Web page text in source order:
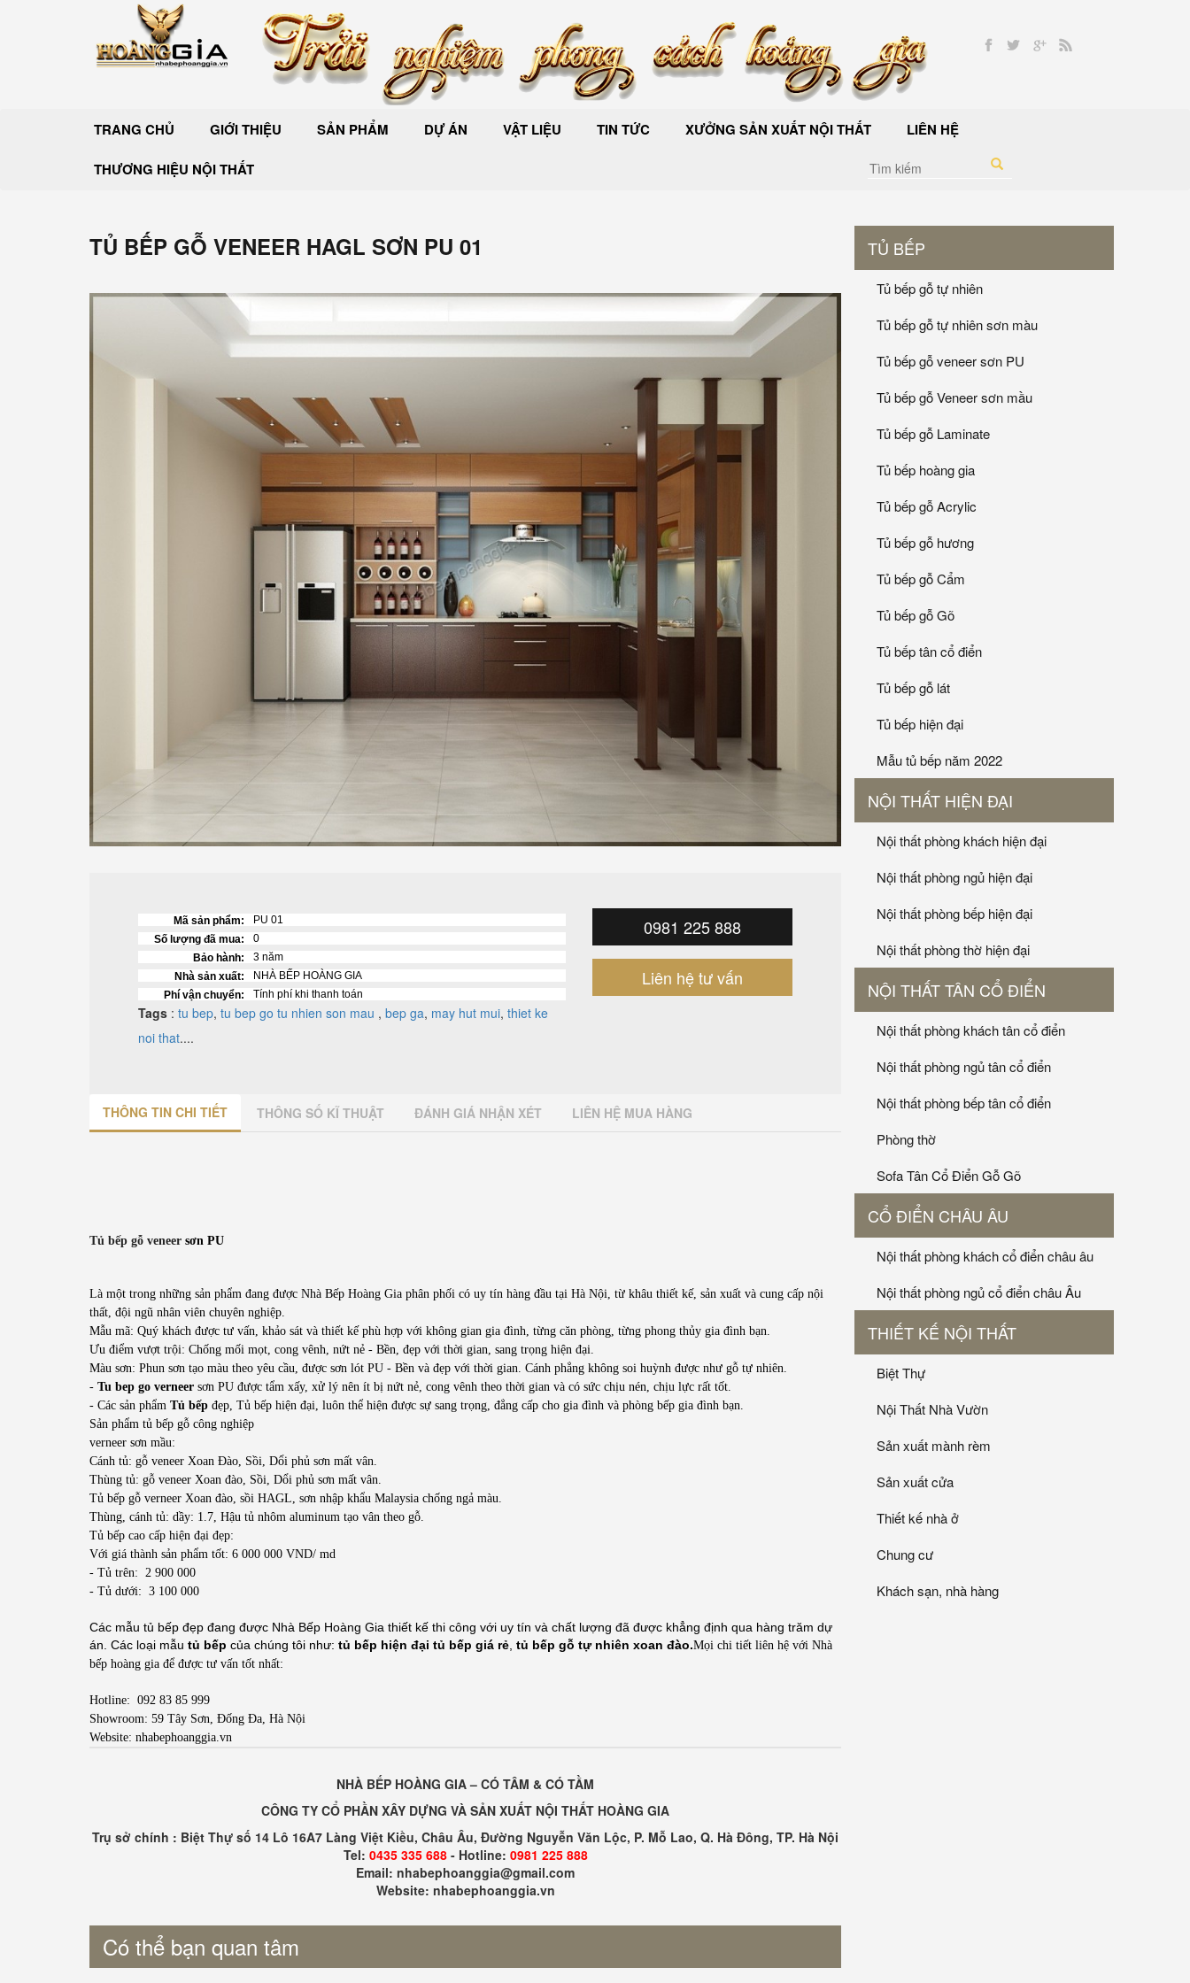
TRANG CHỦ GIỚI THIỆU SẢN PHẨM DỰ ÁN VẬT LIỆU TIN TỨC XƯỞNG SẢN XUẤT NỘI THẤT LIÊN HỆ
THƯƠNG HIỆU NỘI THẤT
TỦ BẾP GỖ VENEER HAGL SƠN PU 01
Mã sản phẩm:
PU 01
Số lượng đã mua:
0
Bảo hành:
3 năm
Nhà sản xuất:
NHÀ BẾP HOÀNG GIA
Phí vận chuyển:
Tính phí khi thanh toán
Tags : tu bep, tu bep go tu nhien son mau , bep ga, may hut mui, thiet ke
noi that....
0981 225 888
Liên hệ tư vấn
THÔNG TIN CHI TIẾT THÔNG SỐ KĨ THUẬT ĐÁNH GIÁ NHẬN XÉT LIÊN HỆ MUA HÀNG
Tủ bếp gỗ veneer sơn PU
Là một trong những sản phẩm đang được Nhà Bếp Hoàng Gia phân phối có uy tín hàng đầu tại Hà Nội, từ khâu thiết kế, sản xuất và cung cấp nội
thất, đội ngũ nhân viên chuyên nghiệp.
Mẫu mã: Quý khách được tư vấn, khảo sát và thiết kế phù hợp với không gian gia đình, từng căn phòng, từng phong thủy gia đình bạn.
Ưu điểm vượt trội: Chống mối mọt, cong vênh, nứt nẻ - Bền, đẹp với thời gian, sang trọng hiện đại.
Màu sơn: Phun sơn tạo màu theo yêu cầu, được sơn lót PU - Bền và đẹp với thời gian. Cánh phẳng không soi huỳnh được như gỗ tự nhiên.
- Tu bep go verneer sơn PU được tẩm xấy, xử lý nên ít bị nứt nẻ, cong vênh theo thời gian và có sức chịu nén, chịu lực rất tốt.
- Các sản phẩm Tủ bếp đẹp, Tủ bếp hiện đại, luôn thể hiện được sự sang trọng, đẳng cấp cho gia đình và phòng bếp gia đình bạn.
Sản phẩm tủ bếp gỗ công nghiệp
verneer sơn mầu:
Cánh tủ: gỗ veneer Xoan Đào, Sồi, Dổi phủ sơn mất vân.
Thùng tủ: gỗ veneer Xoan đào, Sồi, Dổi phủ sơn mất vân.
Tủ bếp gỗ verneer Xoan đào, sồi HAGL, sơn nhập khẩu Malaysia chống ngả màu.
Thùng, cánh tủ: dầy: 1.7, Hậu tủ nhôm aluminum tạo vân theo gỗ.
Tủ bếp cao cấp hiện đại đẹp:
Với giá thành sản phẩm tốt: 6 000 000 VND/ md
- Tủ trên: 2 900 000
- Tủ dưới: 3 100 000
Các mẫu tủ bếp đẹp đang được Nhà Bếp Hoàng Gia thiết kế thi công với uy tín và chất lượng đã được khẳng định qua hàng trăm dự
án. Các loại mẫu tủ bếp của chúng tôi như: tủ bếp hiện đại tủ bếp giá rẻ tủ bếp gỗ tự nhiên xoan đào.Mọi chi tiết liên hệ với Nhà
bếp hoàng gia để được tư vấn tốt nhất:
Hotline: 092 83 85 999
Showroom: 59 Tây Sơn, Đống Đa, Hà Nội
Website: nhabephoanggia.vn
NHÀ BẾP HOÀNG GIA – CÓ TÂM & CÓ TẦM
CÔNG TY CỔ PHẦN XÂY DỰNG VÀ SẢN XUẤT NỘI THẤT HOÀNG GIA
Trụ sở chính : Biệt Thự số 14 Lô 16A7 Làng Việt Kiều, Châu Âu, Đường Nguyễn Văn Lộc, P. Mỗ Lao, Q. Hà Đông, TP. Hà Nội
Tel: 0435 335 688- Hotline: 0981 225 888
Email: nhabephoanggia@gmail.com
Website: nhabephoanggia.vn
Có thể bạn quan tâm
TỦ BẾP
Tủ bếp gỗ tự nhiên
Tủ bếp gỗ tự nhiên sơn màu
Tủ bếp gỗ veneer sơn PU
Tủ bếp gỗ Veneer sơn mầu
Tủ bếp gỗ Laminate
Tủ bếp hoàng gia
Tủ bếp gỗ Acrylic
Tủ bếp gỗ hương
Tủ bếp gỗ Cẩm
Tủ bếp gỗ Gõ
Tủ bếp tân cổ điển
Tủ bếp gỗ lát
Tủ bếp hiện đại
Mẫu tủ bếp năm 2022
NỘI THẤT HIỆN ĐẠI
Nội thất phòng khách hiện đại
Nội thất phòng ngủ hiện đại
Nội thất phòng bếp hiện đại
Nội thất phòng thờ hiện đại
NỘI THẤT TÂN CỔ ĐIỂN
Nội thất phòng khách tân cổ điển
Nội thất phòng ngủ tân cổ điển
Nội thất phòng bếp tân cổ điển
Phòng thờ
Sofa Tân Cổ Điển Gỗ Gõ
CỔ ĐIỂN CHÂU ÂU
Nội thất phòng khách cổ điển châu âu
Nội thất phòng ngủ cổ điển châu Âu
THIẾT KẾ NỘI THẤT
Biệt Thự
Nội Thất Nhà Vườn
Sản xuất mành rèm
Sản xuất cửa
Thiết kế nhà ở
Chung cư
Khách sạn, nhà hàng